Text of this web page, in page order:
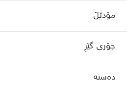
مۆدێڵ
جۆری گێڕ
دەستە